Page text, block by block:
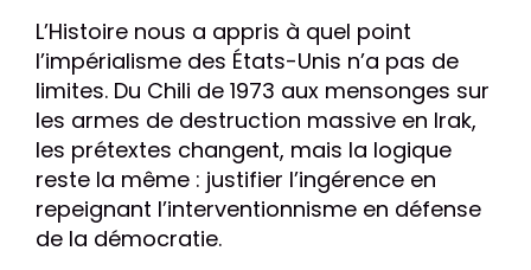
L’Histoire nous a appris à quel point
l’impérialisme des États-Unis n’a pas de
limites. Du Chili de 1973 aux mensonges sur
les armes de destruction massive en Irak,
les prétextes changent, mais la logique
reste la même : justifier l’ingérence en
repeignant l’interventionnisme en défense
de la démocratie.